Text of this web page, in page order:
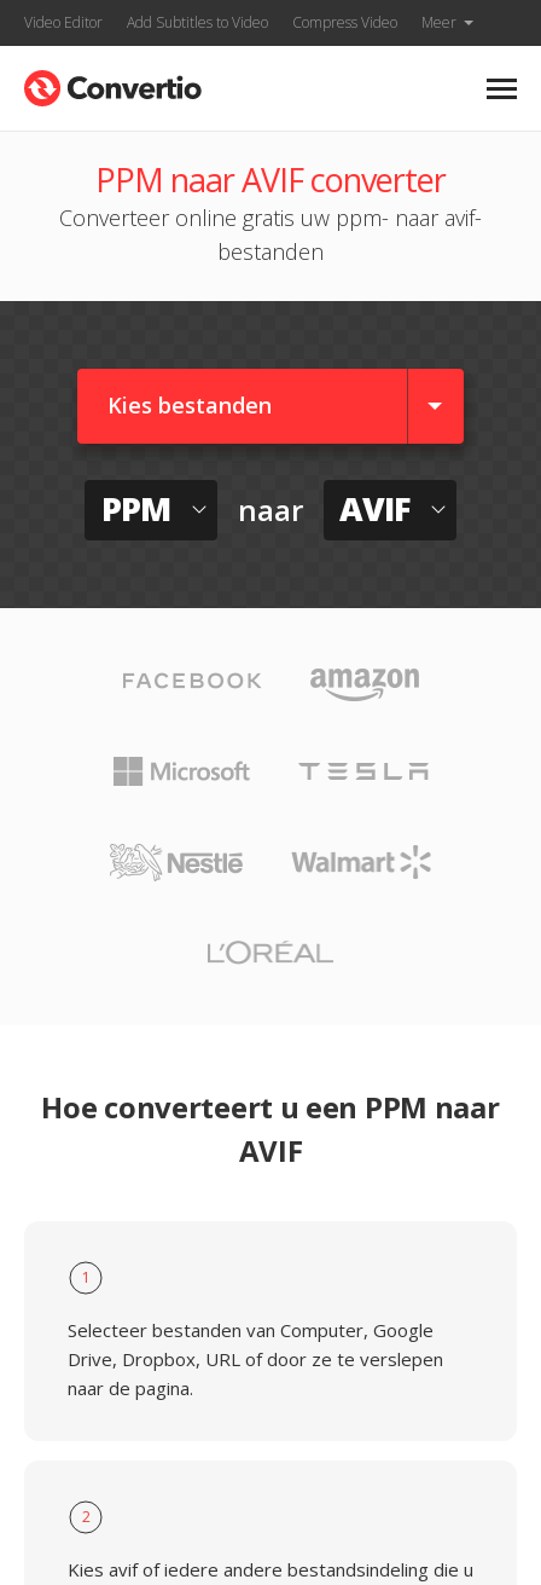
Video Editor Add Subtitles to Video Compress Video Meer
PPM naar AVIF converter
Converteer online gratis uw ppm- naar avif-
bestanden
Kies bestanden
PPM naar AVIF
Hoe converteert u een PPM naar
AVIF
1
Selecteer bestanden van Computer, Google
Drive, Dropbox, URL of door ze te verslepen
naar de pagina.
2
Kies avif of iedere andere bestandsindeling die u